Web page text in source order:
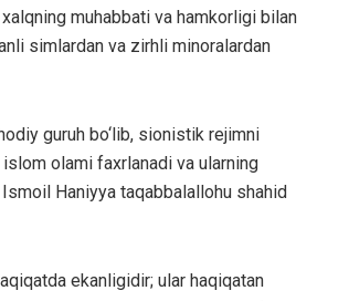
muhabbati va hamkorligi bilan
simlardan va zirhli minoralardan
guruh bo‘lib, sionistik rejimni
olami faxrlanadi va ularning
Ismoil Haniyya taqabbalallohu shahid
ekanligidir; ular haqiqatan